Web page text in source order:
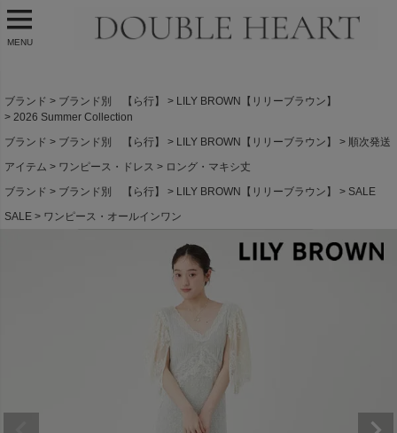
MENU
ブランド ブランド別 【ら行】
LILY BROWN【リリーブラウン】
2026 Summer Collection
ブランド
ブランド別 【ら行】 LILY BROWN【リリーブラウン】
順次発送
アイテム
ワンピース・ドレス
ロング・マキシ丈
ブランド
ブランド別 【ら行】 LILY BROWN【リリーブラウン】
SALE
SALE
ワンピース・オールインワン